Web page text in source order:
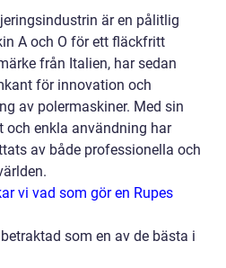
är en pålitlig
A och O för ett fläckfritt
från Italien, har sedan
för innovation och
av polermaskiner. Med sin
och enkla användning har
av både professionella och
vi vad som gör en Rupes
som en av de bästa i